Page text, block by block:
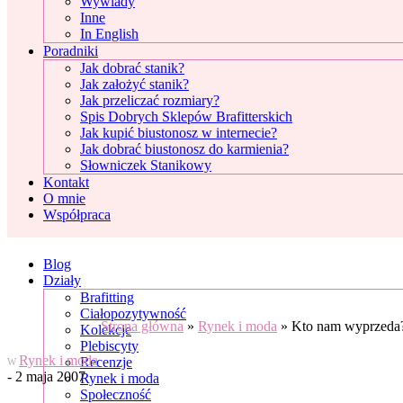
Inne
In English
Poradniki
Jak dobrać stanik?
Jak założyć stanik?
Jak przeliczać rozmiary?
Spis Dobrych Sklepów Brafitterskich
Jak kupić biustonosz w internecie?
Jak dobrać biustonosz do karmienia?
Słowniczek Stanikowy
Kontakt
O mnie
Współpraca
Blog
Działy
Brafitting
Ciałopozytywność
Kolekcje
Plebiscyty
Recenzje
Rynek i moda
Społeczność
Strona główna » Rynek i moda » Kto nam
W Rynek i moda
- 2 maja 2007